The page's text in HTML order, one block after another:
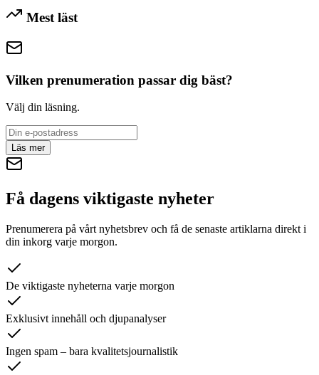
Mest läst
Vilken prenumeration passar dig bäst?
Välj din läsning.
Läs mer
Få dagens viktigaste nyheter
Prenumerera på vårt nyhetsbrev och få de senaste artiklarna direkt i
din inkorg varje morgon.
De viktigaste nyheterna varje morgon
Exklusivt innehåll och djupanalyser
Ingen spam – bara kvalitetsjournalistik